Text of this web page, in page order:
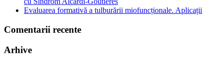
Evaluarea formativă a tulburării miofuncționale. Aplicații
Comentarii recente
Arhive